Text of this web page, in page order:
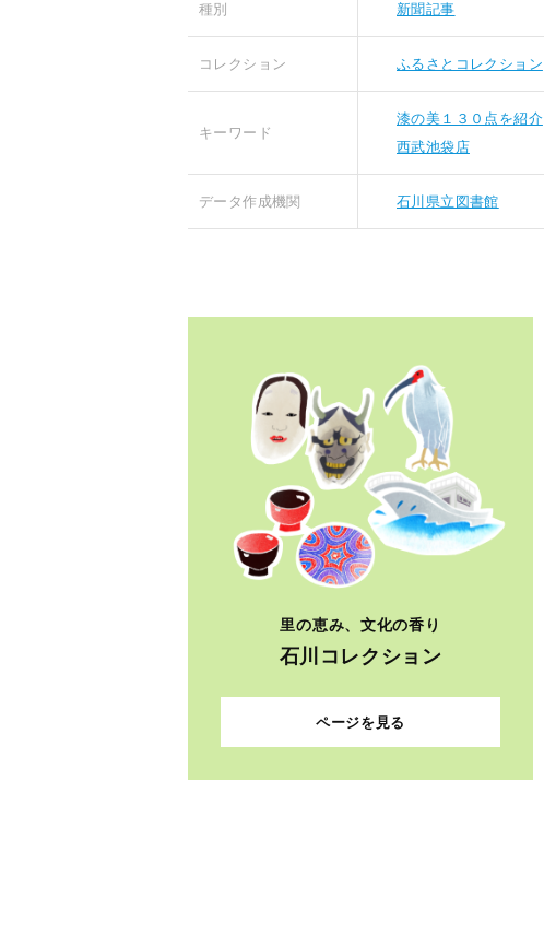
種別 新聞記事
コレクション ふるさとコレクション
キーワード
漆の美１３０点を紹介
西武池袋店
データ作成機関 石川県立図書館
里の恵み、文化の香り
石川コレクション
ページを見る